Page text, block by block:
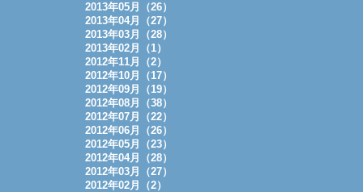
2013年05月（26）
2013年04月（27）
2013年03月（28）
2013年02月（1）
2012年11月（2）
2012年10月（17）
2012年09月（19）
2012年08月（38）
2012年07月（22）
2012年06月（26）
2012年05月（23）
2012年04月（28）
2012年03月（27）
2012年02月（2）